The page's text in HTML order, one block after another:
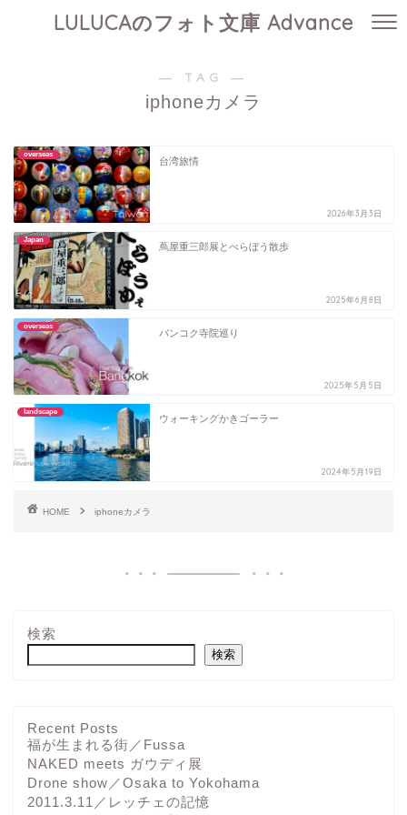
LULUCAのフォト文庫 Advance
― TAG ―
iphoneカメラ
overseas
台湾旅情
2026年3月3日
Japan
蔦屋重三郎展とべらぼう散歩
2025年6月8日
overseas
バンコク寺院巡り
2025年5月5日
landscape
ウォーキングかきゴーラー
2024年5月19日
HOME iphoneカメラ
検索
検索
Recent Posts
福が生まれる街／Fussa
NAKED meets ガウディ展
Drone show／Osaka to Yokohama
2011.3.11／レッチェの記憶